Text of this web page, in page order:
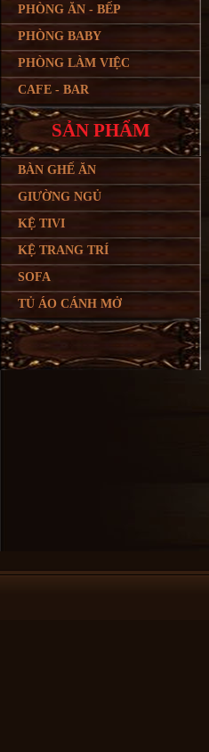
PHÒNG ĂN - BẾP
PHÒNG BABY
PHÒNG LÀM VIỆC
CAFE - BAR
SẢN PHẨM
BÀN GHẾ ĂN
GIƯỜNG NGỦ
KỆ TIVI
KỆ TRANG TRÍ
SOFA
TỦ ÁO CÁNH MỞ